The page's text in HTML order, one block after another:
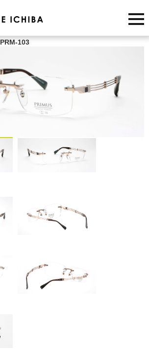
PRM-103